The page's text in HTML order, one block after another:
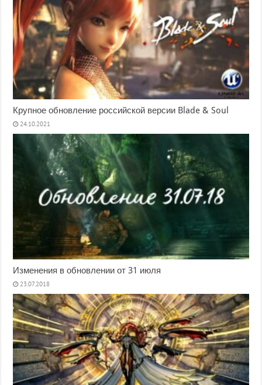
Крупное обновление российской версии Blade & Soul
24.10.2021
Изменения в обновлении от 31 июля
23.07.2018